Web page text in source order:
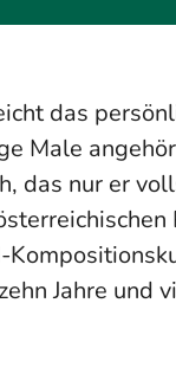
das
Male
das nur er
Jahre und